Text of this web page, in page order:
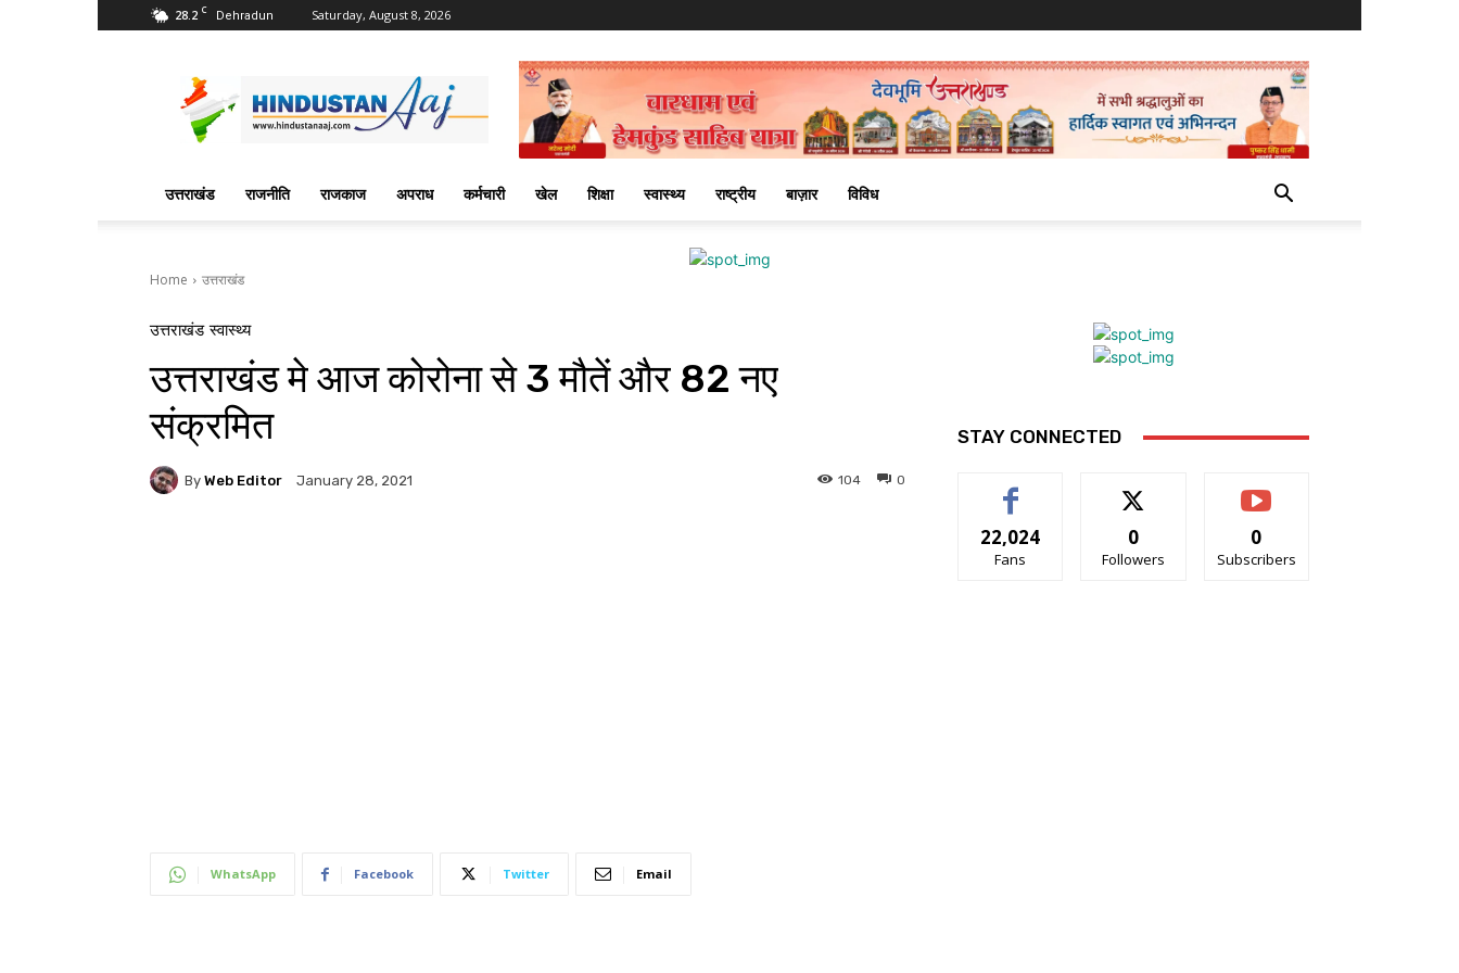
28.2 C Dehradun Saturday, August 8, 2026
Aaj
News
उत्तराखंड राजनीति राजकाज अपराध कर्मचारी खेल शिक्षा स्वास्थ्य राष्ट्रीय बाज़ार विविध
Home उत्तराखंड
उत्तराखंड स्वास्थ्य
उत्तराखंड मे आज कोरोना से 3 मौतें और 82 नए
संक्रमित
By Web Editor January 28, 2021 0
104
WhatsApp Facebook Twitter Email
STAY CONNECTED
22,024
Fans
0
Followers
0
Subscribers